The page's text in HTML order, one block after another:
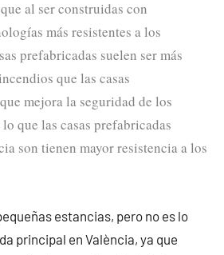
al ser construidas con
más resistentes a los
prefabricadas suelen ser más
que las casas
mejora la seguridad de los
que las casas prefabricadas
son tienen mayor resistencia a los
estancias, pero no es lo
principal en València, ya que